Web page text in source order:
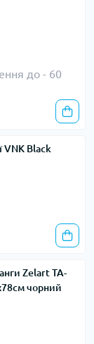
до - 60
VNK Black
Zelart TA-
чорний